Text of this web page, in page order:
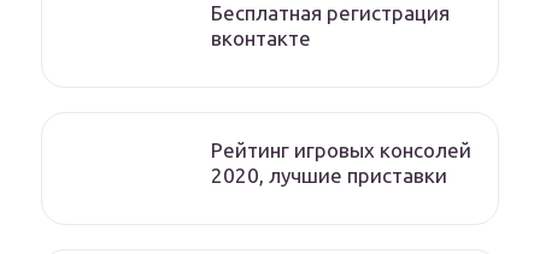
Бесплатная регистрация
вконтакте
Рейтинг игровых консолей
2020, лучшие приставки